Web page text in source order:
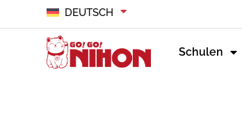
DEUTSCH
Schulen